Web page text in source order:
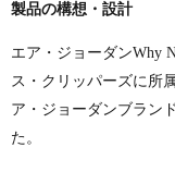
製品の構想・設計
エア・ジョーダンWhy
ス・クリッパーズに所
ア・ジョーダンブラン
た。